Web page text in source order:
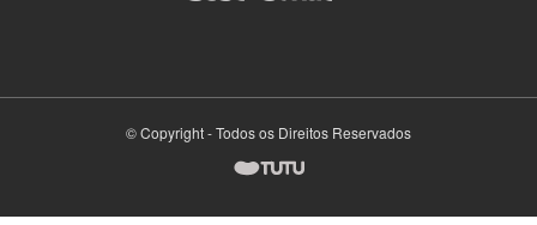
© Copyright - Todos os Direitos Reservados